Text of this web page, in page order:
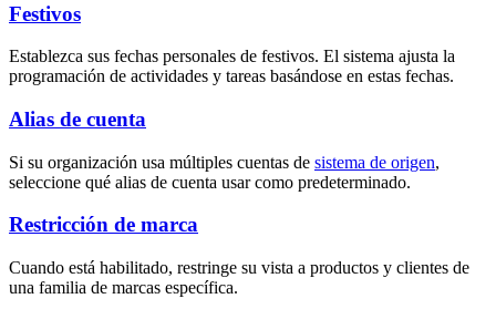
Festivos
Establezca sus fechas personales de festivos. El sistema ajusta la
programación de actividades y tareas basándose en estas fechas.
Alias de cuenta
Si su organización usa múltiples cuentas de sistema de origen,
seleccione qué alias de cuenta usar como predeterminado.
Restricción de marca
Cuando está habilitado, restringe su vista a productos y clientes de
una familia de marcas específica.